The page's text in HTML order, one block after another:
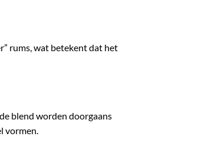
rums, wat betekent dat het
blend worden doorgaans
vormen.